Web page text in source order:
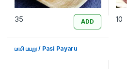
35 ADD 10
பாசி பயறு / Pasi Payaru